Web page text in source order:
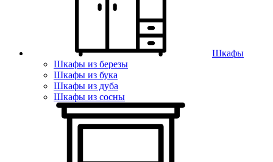
Шкафы
Шкафы из березы
Шкафы из бука
Шкафы из дуба
Шкафы из сосны